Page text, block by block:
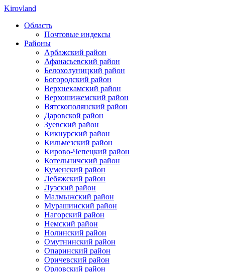
Kirovland
Область
Почтовые индексы
Районы
Арбажский район
Афанасьевский район
Белохолуницкий район
Богородский район
Верхнекамский район
Верхошижемский район
Вятскополянский район
Даровской район
Зуевский район
Кикнурский район
Кильмезский район
Кирово-Чепецкий район
Котельничский район
Куменский район
Лебяжский район
Лузский район
Малмыжский район
Мурашинский район
Нагорский район
Немский район
Нолинский район
Омутнинский район
Опаринский район
Оричевский район
Орловский район